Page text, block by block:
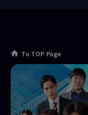
To TOP Page